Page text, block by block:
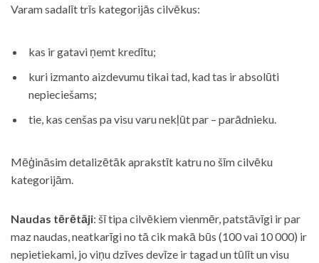
Varam sadalīt trīs kategorijās cilvēkus:
kas ir gatavi ņemt kredītu;
kuri izmanto aizdevumu tikai tad, kad tas ir absolūti
nepieciešams;
tie, kas cenšas pa visu varu nekļūt par – parādnieku.
Mēģināsim detalizētāk aprakstīt katru no šīm cilvēku
kategorijām.
Naudas tērētāji: šī tipa cilvēkiem vienmēr, patstāvīgi ir par
maz naudas, neatkarīgi no tā cik makā būs (100 vai 10 000) ir
nepietiekami, jo viņu dzīves devīze ir tagad un tūlīt un visu